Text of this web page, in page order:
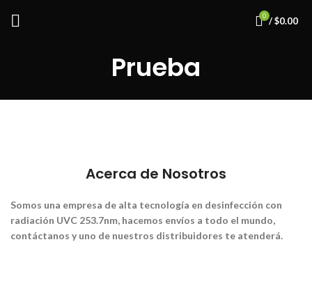
0 /$0.00
Prueba
Acerca de Nosotros
Somos una empresa de alta tecnología en desinfección con
radiación UVC 253.7nm, hacemos envíos a todo el mundo,
contáctanos y uno de nuestros distribuidores te atenderá.